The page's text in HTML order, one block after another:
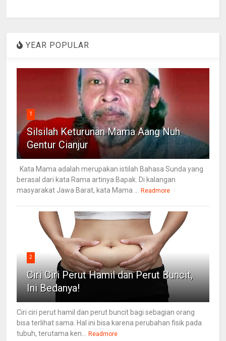
YEAR POPULAR
1
Silsilah Keturunan Mama Aang Nuh
Gentur Cianjur
Kata Mama adalah merupakan istilah Bahasa Sunda yang
berasal dari kata Rama artinya Bapak. Di kalangan
masyarakat Jawa Barat, kata Mama ... Readmore
2
Ciri Ciri Perut Hamil dan Perut Buncit,
Ini Bedanya!
Ciri ciri perut hamil dan perut buncit bagi sebagian orang
bisa terlihat sama. Hal ini bisa karena perubahan fisik pada
tubuh, terutama ken... Readmore